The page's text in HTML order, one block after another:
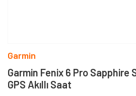
Garmin
Garmin Fenix 6 Pro Sapphire
GPS Akıllı Saat